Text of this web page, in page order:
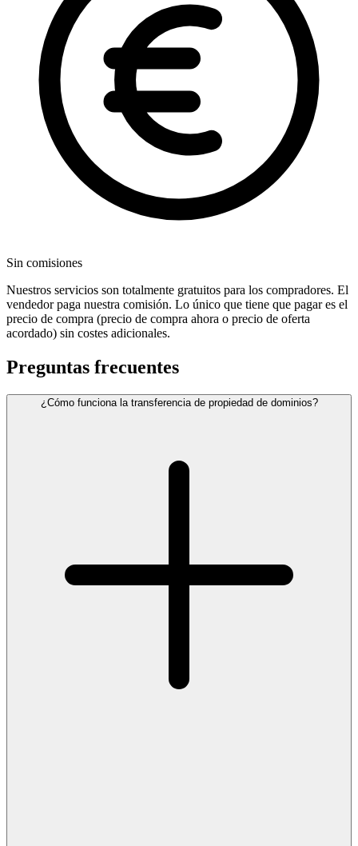
Sin comisiones
Nuestros servicios son totalmente gratuitos para los compradores. El
vendedor paga nuestra comisión. Lo único que tiene que pagar es el
precio de compra (precio de compra ahora o precio de oferta
acordado) sin costes adicionales.
Preguntas frecuentes
¿Cómo funciona la transferencia de propiedad de dominios?